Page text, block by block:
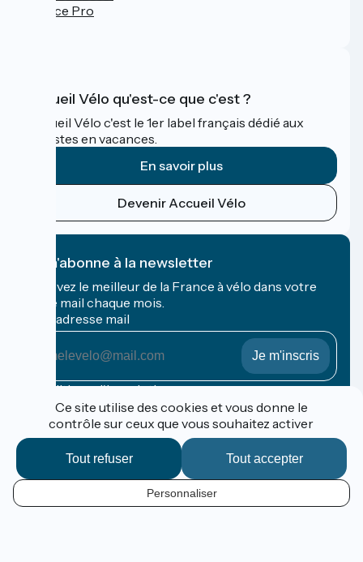
FR
Espace Pro
Accueil Vélo qu'est-ce que c'est ?
Accueil Vélo c'est le 1er label français dédié aux
cyclistes en vacances.
En savoir plus
Devenir Accueil Vélo
Je m'abonne à la newsletter
Recevez le meilleur de la France à vélo dans votre
boîte mail chaque mois.
Mon adresse mail
Mon
adresse
mail
Conditions d'inscription
Financé dans le cadre de Destination France
Espace Pro / Presse
Ce site utilise des cookies et vous donne le
contrôle sur ceux que vous souhaitez activer
Tout accepter
Tout refuser
Personnaliser